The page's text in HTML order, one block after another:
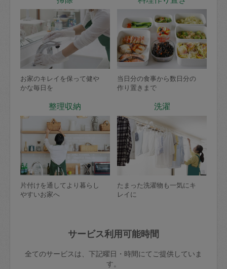
お家のキレイを保って健や
かな毎日を
当日分の食事から数日分の
作り置きまで
整理収納
片付けを通してより暮らし
やすいお家へ
洗濯
たまった洗濯物も一気にキ
レイに
サービス利用可能時間
全てのサービスは、下記曜日・時間にてご提供していま
す。